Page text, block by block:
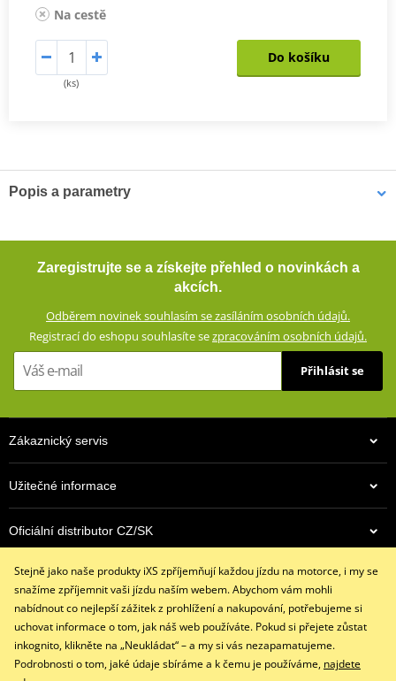
Na cestě
(ks)
Do košíku
Popis a parametry
Motorkářské kalhoty se vzhledem business leasure, které můžete
nosit celý den v práci a po práci sednout na motorku a vyrazit na
Chrániče a kevlarová tkanina zajistí bezpečnosti při jízdě na
motocyklu.
Přiléhavý střih
Na impaktních plochách zesílené aramidovou tkaninou s
vysokou odolností proti prodření (60% Aramid (Kevlar®) and
40% Polyester)
Výškově nastavitelné chrániče (vyjímatelné, certifikované podle
normy CE)
Komfortní podšívka (100% polyester)
5 kapes (2 boční kapsy, 2 zadní kapsy, 1 kapsička na mince
PDF size chart GMS
PDF GMS SIZE
PDF GMS SIZES
Zaregistrujte se a získejte přehled o novinkách a
akcích.
Odběrem novinek souhlasím se zasíláním osobních údajů.
Registrací do eshopu souhlasíte sezpracováním osobních údajů.
Přihlásit se
Zákaznický servis
Užitečné informace
Oficiální distributor CZ/SK
Kontaktujte nás
info@ixs-motopoint.cz
Po - Pá (8:00 - 16:30)
Stejně jako naše produkty iXS zpříjemňují každou jízdu na motorce, i my se
snažíme zpříjemnit vaši jízdu naším webem. Abychom vám mohli
nabídnout co nejlepší zážitek z prohlížení a nakupování, potřebujeme si
uchovat informace o tom, jak náš web používáte. Pokud si přejete zůstat
inkognito, klikněte na „Neukládat“ – a my si vás nezapamatujeme.
Podrobnosti o tom, jaké údaje sbíráme a k čemu je používáme, najdete